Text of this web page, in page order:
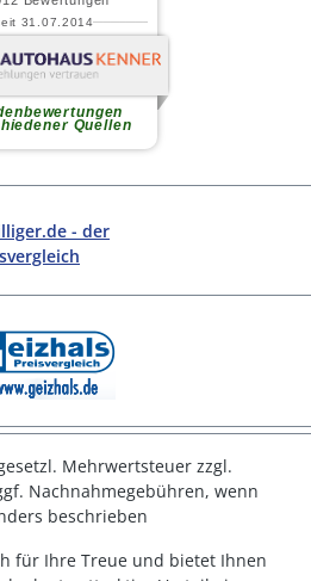
Mehrwertsteuer zzgl.
Nachnahmegebühren, wenn
beschrieben
für Ihre Treue und bietet Ihnen